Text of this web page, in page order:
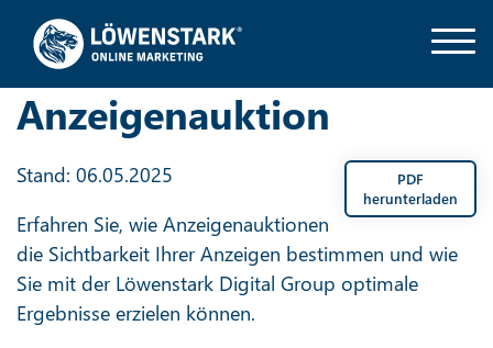
Anzeigenauktion
PDF
herunterladen
Stand: 06.05.2025
Erfahren Sie, wie Anzeigenauktionen
die Sichtbarkeit Ihrer Anzeigen bestimmen und wie
Sie mit der Löwenstark Digital Group optimale
Ergebnisse erzielen können.